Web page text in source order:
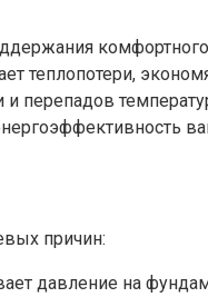
теплопотери,
перепадов
причин:
давление на